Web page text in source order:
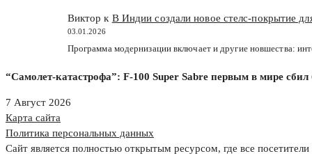
Виктор к В Индии создали новое стелс-покрытие
03.01.2026
Программа модернизации включает и другие новшества:
“Самолет-катастрофа”: F-100 Super Sabre первым в мире
7 Август 2026
Карта сайта
Политика персональных данных
Сайт является полностью открытым ресурсом, где все